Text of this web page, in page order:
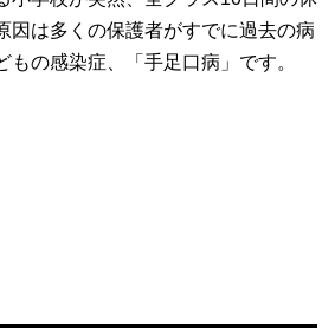
因は多くの保護者がすでに過去の病
もの感染症、「手足口病」です。